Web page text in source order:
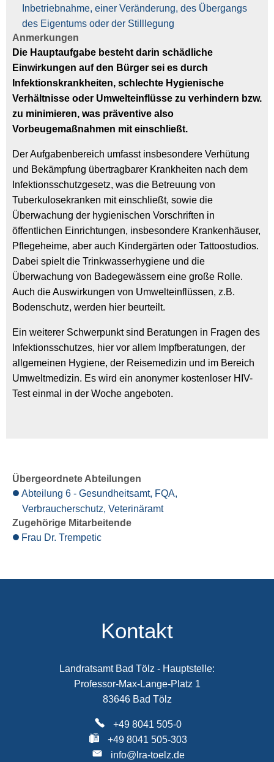
Inbetriebnahme, einer Veränderung, des Übergangs
des Eigentums oder der Stilllegung
Anmerkungen
Die Hauptaufgabe besteht darin schädliche
Einwirkungen auf den Bürger sei es durch
Infektionskrankheiten, schlechte Hygienische
Verhältnisse oder Umwelteinflüsse zu verhindern bzw.
zu minimieren, was präventive also
Vorbeugemaßnahmen mit einschließt.
Der Aufgabenbereich umfasst insbesondere Verhütung
und Bekämpfung übertragbarer Krankheiten nach dem
Infektionsschutzgesetz, was die Betreuung von
Tuberkulosekranken mit einschließt, sowie die
Überwachung der hygienischen Vorschriften in
öffentlichen Einrichtungen, insbesondere Krankenhäuser,
Pflegeheime, aber auch Kindergärten oder Tattoostudios.
Dabei spielt die Trinkwasserhygiene und die
Überwachung von Badegewässern eine große Rolle.
Auch die Auswirkungen von Umwelteinflüssen, z.B.
Bodenschutz, werden hier beurteilt.
Ein weiterer Schwerpunkt sind Beratungen in Fragen des
Infektionsschutzes, hier vor allem Impfberatungen, der
allgemeinen Hygiene, der Reisemedizin und im Bereich
Umweltmedizin. Es wird ein anonymer kostenloser HIV-
Test einmal in der Woche angeboten.
Übergeordnete Abteilungen
Abteilung 6 - Gesundheitsamt, FQA,
Verbraucherschutz, Veterinäramt
Zugehörige Mitarbeitende
Frau Dr. Trempetic
Kontakt
Landratsamt Bad Tölz - Hauptstelle:
Professor-Max-Lange-Platz 1
83646 Bad Tölz
+49 8041 505-0
+49 8041 505-303
info@lra-toelz.de